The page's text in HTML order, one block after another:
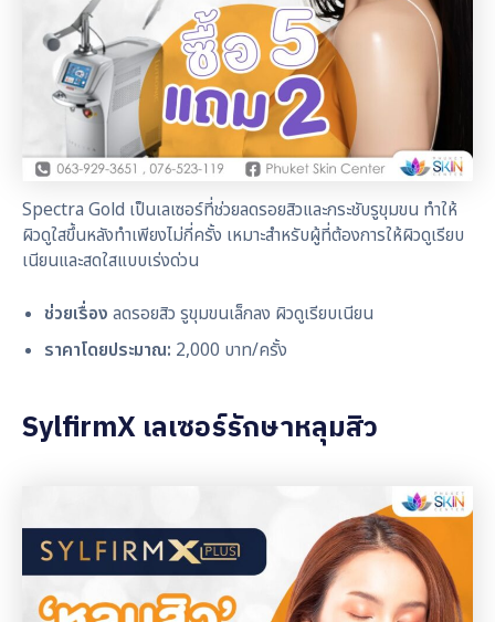
Spectra Gold เป็นเลเซอร์ที่ช่วยลดรอยสิวและกระชับรูขุมขน ทำให้
ผิวดูใสขึ้นหลังทำเพียงไม่กี่ครั้ง เหมาะสำหรับผู้ที่ต้องการให้ผิวดูเรียบ
เนียนและสดใสแบบเร่งด่วน
ช่วยเรื่อง ลดรอยสิว รูขุมขนเล็กลง ผิวดูเรียบเนียน
ราคาโดยประมาณ: 2,000 บาท/ครั้ง
SylfirmX เลเซอร์รักษาหลุมสิว